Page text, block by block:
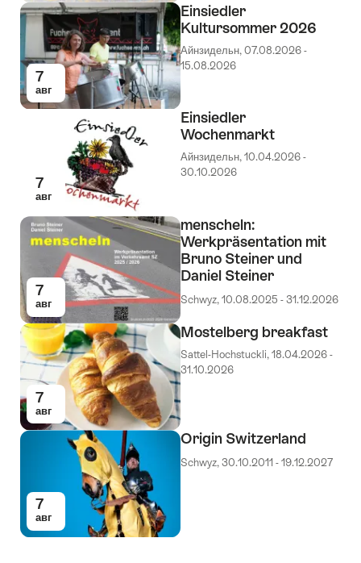
7
авг
Einsiedler
Kultursommer 2026
Айнзидельн, 07.08.2026 -
15.08.2026
7
авг
Einsiedler
Wochenmarkt
Айнзидельн, 10.04.2026 -
30.10.2026
7
авг
menscheln:
Werkpräsentation mit
Bruno Steiner und
Daniel Steiner
Schwyz, 10.08.2025 - 31.12.2026
7
авг
Mostelberg breakfast
Sattel-Hochstuckli, 18.04.2026 -
31.10.2026
7
авг
Origin Switzerland
Schwyz, 30.10.2011 - 19.12.2027